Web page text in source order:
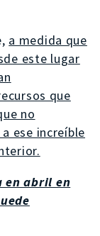
a medida que
este lugar
que
no
ese increíble
en abril en